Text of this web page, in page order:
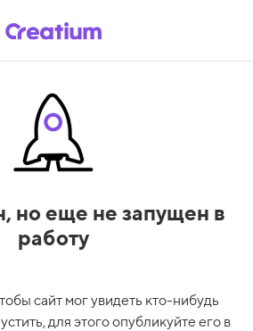
но еще не запущен в
работу
сайт мог увидеть кто-нибудь
для этого опубликуйте его в